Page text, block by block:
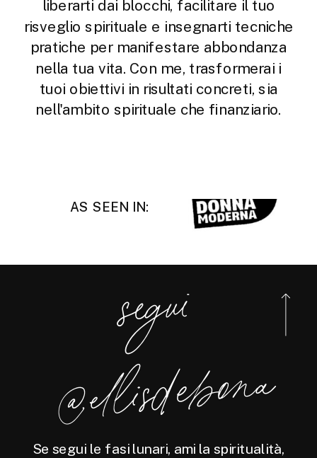
liberarti dai blocchi, facilitare il tuo
risveglio spirituale e insegnarti tecniche
pratiche per manifestare abbondanza
nella tua vita. Con me, trasformerai i
tuoi obiettivi in risultati concreti, sia
nell'ambito spirituale che finanziario.
AS SEEN IN:
se
gui
@ellis
d
e
b
o
n
a
Se segui le fasi lunari, ami la spiritualità,